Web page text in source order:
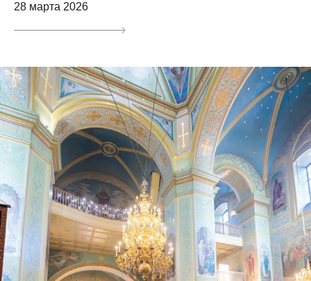
28 марта 2026